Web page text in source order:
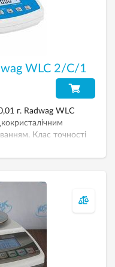
WLC 2/C/1
г. Radwag WLC
Клас точності